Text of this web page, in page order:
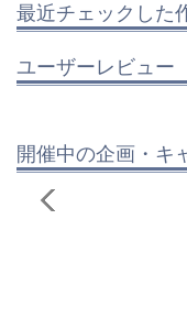
最近チェックした
ユーザーレビュー
開催中の企画・キ